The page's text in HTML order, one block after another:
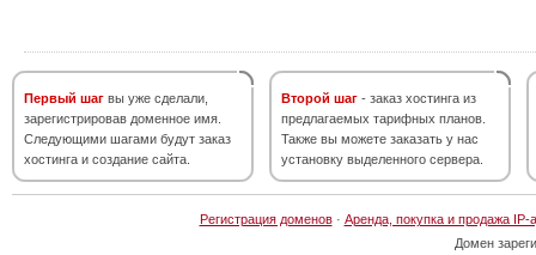
Первый шаг вы уже сделали,
зарегистрировав доменное имя.
Следующими шагами будут заказ
хостинга и создание сайта.
Второй шаг - заказ хостинга из
предлагаемых тарифных планов.
Также вы можете заказать у нас
установку выделенного сервера.
Регистрация доменов· Аренда, покупка и продажа IP-
Домен